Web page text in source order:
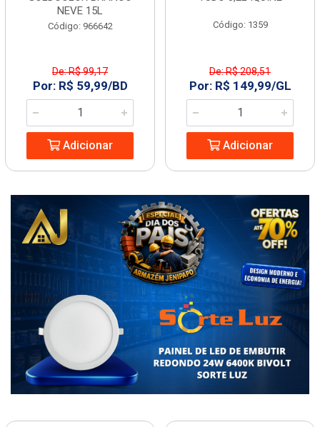
NEVE 15L
Código: 966642
De: R$ 99,17
Por: R$ 59,99/BD
Adicionar
Código: 1359
De: R$ 208,51
Por: R$ 149,99/GL
Adicionar